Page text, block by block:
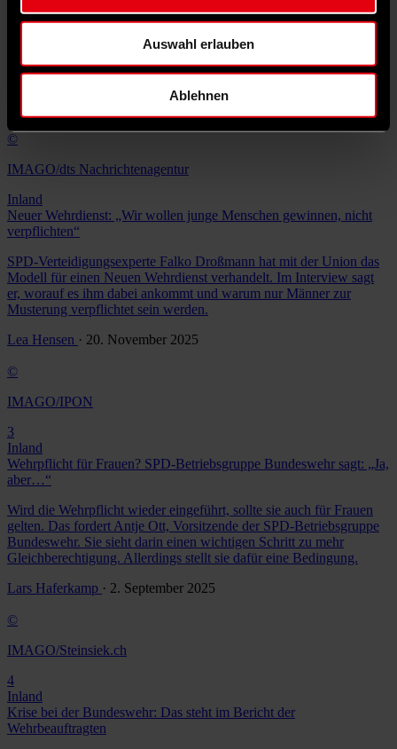
Auswahl erlauben
Ablehnen
Auf X teilen
Teilen 13 Kommentare Dark Mode
interessante Rubrikenentdecken
©
IMAGO/dts Nachrichtenagentur
Inland
Neuer Wehrdienst: „Wir wollen junge Menschen gewinnen, nicht
verpflichten“
SPD-Verteidigungsexperte Falko Droßmann hat mit der Union das
Modell für einen Neuen Wehrdienst verhandelt. Im Interview sagt
er, worauf es ihm dabei ankommt und warum nur Männer zur
Musterung verpflichtet sein werden.
Lea Hensen · 20. November 2025
©
IMAGO/IPON
3
Inland
Wehrpflicht für Frauen? SPD-Betriebsgruppe Bundeswehr sagt: „Ja,
aber…“
Wird die Wehrpflicht wieder eingeführt, sollte sie auch für Frauen
gelten. Das fordert Antje Ott, Vorsitzende der SPD-Betriebsgruppe
Bundeswehr. Sie sieht darin einen wichtigen Schritt zu mehr
Gleichberechtigung. Allerdings stellt sie dafür eine Bedingung.
Lars Haferkamp · 2. September 2025
©
IMAGO/Steinsiek.ch
4
Inland
Krise bei der Bundeswehr: Das steht im Bericht der
Wehrbeauftragten